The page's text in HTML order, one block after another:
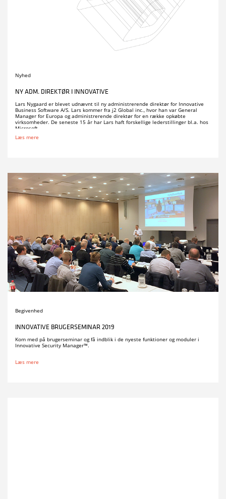
Nyhed
NY ADM. DIREKTØR I INNOVATIVE
Lars Nygaard er blevet udnævnt til ny administrerende direktør for Innovative
Business Software A/S. Lars kommer fra j2 Global inc., hvor han var General
Manager for Europa og administrerende direktør for en række opkøbte
virksomheder. De seneste 15 år har Lars haft forskellige lederstillinger bl.a. hos
Microsoft.
Læs mere
Begivenhed
INNOVATIVE BRUGERSEMINAR 2019
Kom med på brugerseminar og få indblik i de nyeste funktioner og moduler i
Innovative Security Manager™.
Læs mere